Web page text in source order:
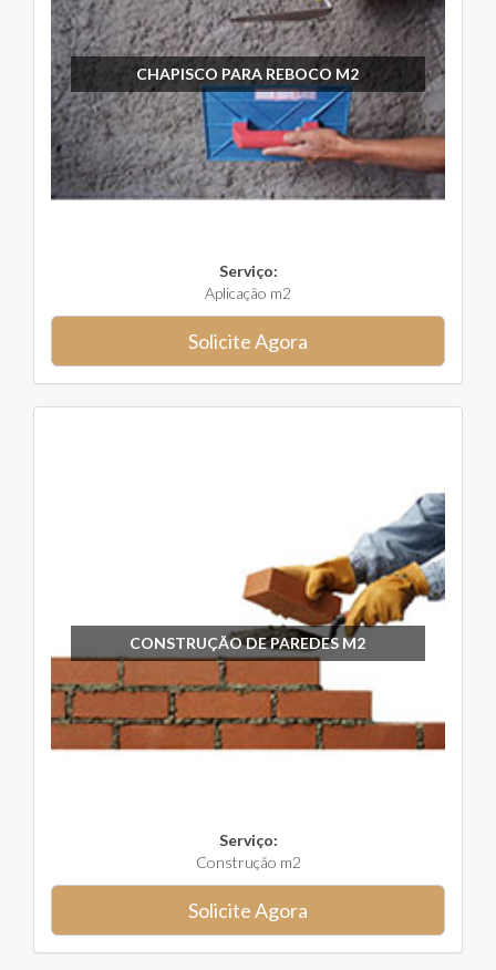
CHAPISCO PARA REBOCO M2
Serviço:
Aplicação m2
Solicite Agora
CONSTRUÇÃO DE PAREDES M2
Serviço:
Construção m2
Solicite Agora